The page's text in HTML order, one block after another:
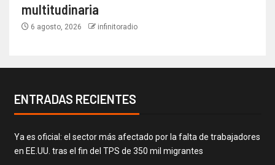
multitudinaria
6 agosto, 2026 infinitoradio
ENTRADAS RECIENTES
Ya es oficial: el sector más afectado por la falta de trabajadores
en EE.UU. tras el fin del TPS de 350 mil migrantes